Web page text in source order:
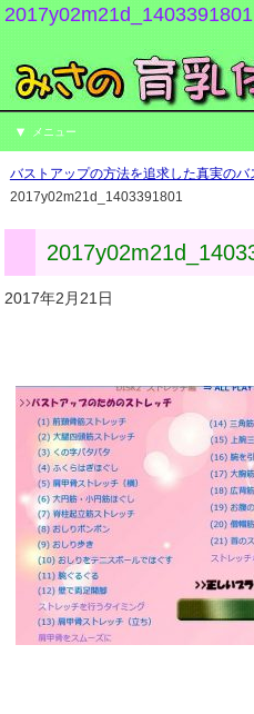
2017y02m21d_1403391801
メニュー
バストアップの方法を追求した真実の
2017y02m21d_1403391801
2017年2月21日